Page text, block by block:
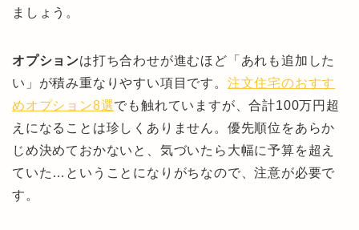
ましょう。
オプションは打ち合わせが進むほど「あれも追加した
い」が積み重なりやすい項目です。 注文住宅のおすす
めオプション8選でも触れていますが、合計100万円超
えになることは珍しくありません。優先順位をあらか
じめ決めておかないと、気づいたら大幅に予算を超え
ていた…ということになりがちなので、注意が必要で
す。